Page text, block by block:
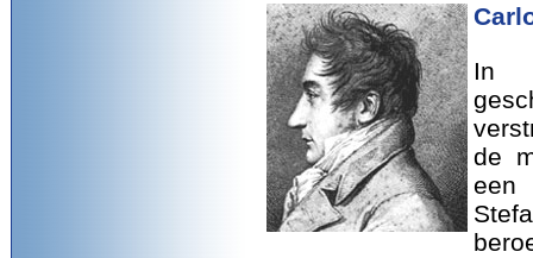
In
de
een